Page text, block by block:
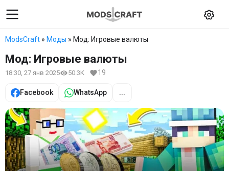
ModsCraft » Моды » Мод: Игровые валюты
Мод: Игровые валюты
18:30, 27 янв 2025 50.3K 19
Facebook WhatsApp ...